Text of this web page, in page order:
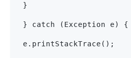
}
} catch (Exception e) {
e.printStackTrace();